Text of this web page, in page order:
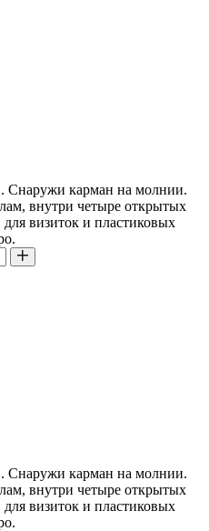
Снаружи карман на молнии.
внутри четыре открытых
визиток и пластиковых
Снаружи карман на молнии.
внутри четыре открытых
визиток и пластиковых